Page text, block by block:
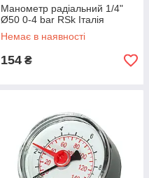
Манометр радіальний 1/4"
Ø50 0-4 bar RSk Італія
Немає в наявності
154 ₴